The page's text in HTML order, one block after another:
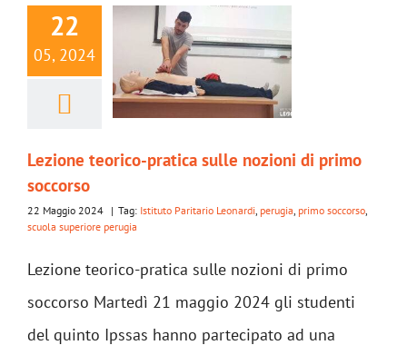
22
05, 2024
Lezione teorico-pratica sulle nozioni di primo
soccorso
22 Maggio 2024 | Tag: Istituto Paritario Leonardi perugia primo soccorso
scuola superiore perugia
Lezione teorico-pratica sulle nozioni di primo
soccorso Martedì 21 maggio 2024 gli studenti
del quinto Ipssas hanno partecipato ad una